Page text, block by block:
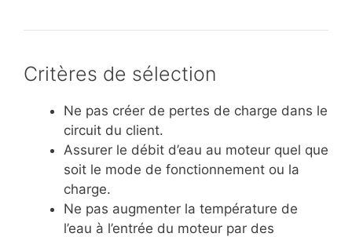
Critères de sélection
Ne pas créer de pertes de charge dans le
circuit du client.
Assurer le débit d’eau au moteur quel que
soit le mode de fonctionnement ou la
charge.
Ne pas augmenter la température de
l’eau à l’entrée du moteur par des